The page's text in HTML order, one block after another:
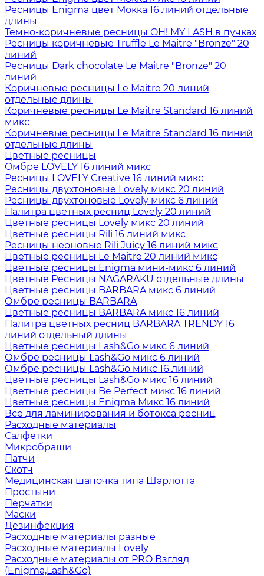
Ресницы Enigma цвет Мокка 16 линий отдельные
длины
Темно-коричневые ресницы OH! MY LASH в пучках
Ресницы коричневые Truffle Le Maitre "Bronze" 20
линий
Ресницы Dark chocolate Le Maitre "Bronze" 20
линий
Коричневые ресницы Le Maitre 20 линий
отдельные длины
Коричневые ресницы Le Maitre Standard 16 линий
микс
Коричневые ресницы Le Maitre Standard 16 линий
отдельные длины
Цветные ресницы
Oмбре LOVELY 16 линий микс
Ресницы LOVELY Creative 16 линий микс
Ресницы двухтоновые Lovely микс 20 линий
Ресницы двухтоновые Lovely микс 6 линий
Палитра цветных ресниц Lovely 20 линий
Цветные ресницы Lovely микс 20 линий
Цветные ресницы Rili 16 линий микс
Ресницы неоновые Rili Juicy 16 линий микс
Цветные ресницы Le Maitre 20 линий микс
Цветные ресницы Enigma мини-микс 6 линий
Цветные Ресницы NAGARAKU отдельные длины
Цветные ресницы BARBARA микс 6 линий
Омбре ресницы BARBARA
Цветные ресницы BARBARA микс 16 линий
Палитра цветных ресниц BARBARA TRENDY 16
линий отдельный длины
Цветные ресницы Lash&Go микс 6 линий
Омбре ресницы Lash&Go микс 6 линий
Омбре ресницы Lash&Go микс 16 линий
Цветные ресницы Lash&Go микс 16 линий
Цветные ресницы Be Perfect микс 16 линий
Цветные ресницы Enigma Микс 16 линий
Все для ламинирования и ботокса ресниц
Расходные материалы
Салфетки
Микробраши
Патчи
Скотч
Медицинская шапочка типа Шарлотта
Простыни
Перчатки
Маски
Дезинфекция
Расходные материалы разные
Расходные материалы Lovely
Расходные материалы от PRO Взгляд
(Enigma,Lash&Go)